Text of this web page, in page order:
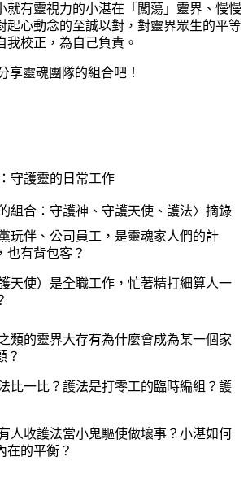
就有靈視力的小湛在「闖蕩」靈界、慢慢
起心動念的至誠以對，對靈界眾生的平等
我校正，為自己負責。
享靈魂團隊的組合吧！
守護靈的日常工作
組合：守護神、守護天使、護法〉摘錄
玩伴、公司員工，是靈魂家人們的計
也有背包客？
天使）是全職工作，忙著精打細算人一
類的靈界大存有為什麼會成為某一個家
？
比一比？護法是打零工的臨時編組？護
人收護法當小鬼驅使做壞事？小湛如何
在的平衡？